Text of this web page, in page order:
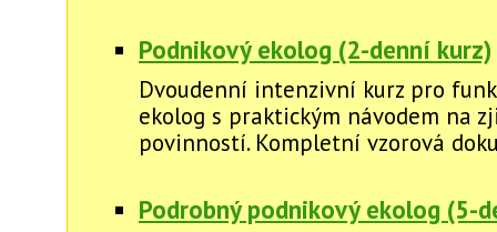
Podnikový ekolog (2-denní kurz)
Dvoudenní intenzivní kurz pro
ekolog s praktickým návodem na
povinností. Kompletní vzorová
Podrobný podnikový ekolog (5-